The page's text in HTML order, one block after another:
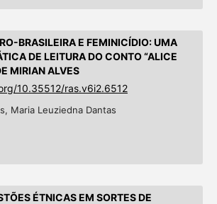
BRASILEIRA E FEMINICÍDIO: UMA
DE LEITURA DO CONTO “ALICE
MIRIAN ALVES
10.35512/ras.v6i2.6512
Maria Leuziedna Dantas
ÉTNICAS EM SORTES DE